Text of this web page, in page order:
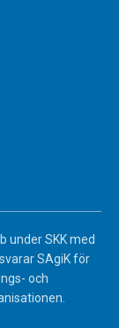
under SKK med
SAgiK för
och